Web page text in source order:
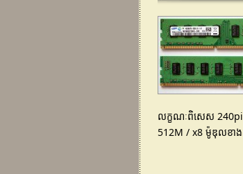
លក្ខណៈពិសេស
512M / x8 ម៉ូឌុលខាង